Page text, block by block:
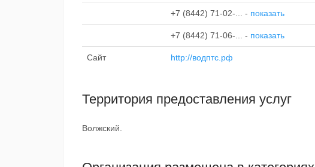
+7 (8442) 71-02-... - показать
+7 (8442) 71-06-... - показать
Сайт http://водптс.рф
Территория предоставления услуг
Волжский.